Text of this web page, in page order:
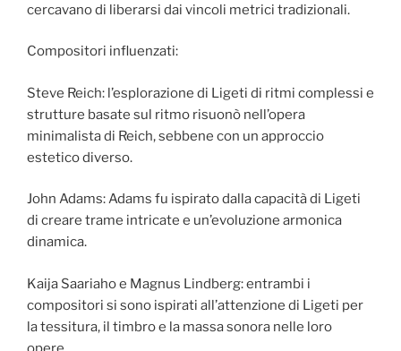
cercavano di liberarsi dai vincoli metrici tradizionali.
Compositori influenzati:
Steve Reich: l’esplorazione di Ligeti di ritmi complessi e
strutture basate sul ritmo risuonò nell’opera
minimalista di Reich, sebbene con un approccio
estetico diverso.
John Adams: Adams fu ispirato dalla capacità di Ligeti
di creare trame intricate e un’evoluzione armonica
dinamica.
Kaija Saariaho e Magnus Lindberg: entrambi i
compositori si sono ispirati all’attenzione di Ligeti per
la tessitura, il timbro e la massa sonora nelle loro